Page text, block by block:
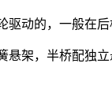
驱动的，一般在
悬架，半桥配独